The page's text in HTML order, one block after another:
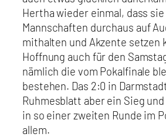
Hertha wieder einmal, dass
Mannschaften durchaus auf
mithalten und Akzente setzen
Hoffnung auch für den
nämlich die vom Pokalfinale
bestehen. Das 2:0 in
Ruhmesblatt aber ein Sieg
in so einer zweiten Runde im
allem.